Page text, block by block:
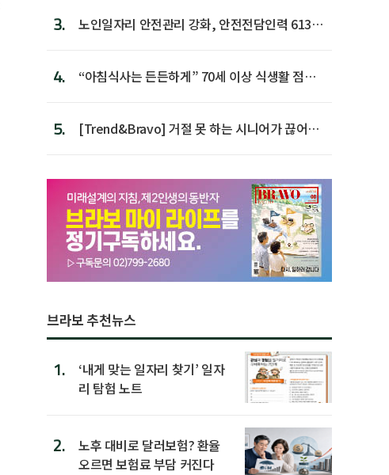
3.
노인일자리 안전관리 강화, 안전전담인력 613명
4.
“아침식사는 든든하게” 70세 이상 식생활 점수
5.
[Trend&Bravo] 거절 못 하는 시니어가 끊어야
브라보 추천뉴스
1.
‘내게 맞는 일자리 찾기’ 일자
리 탐험 노트
2.
노후 대비로 달러보험? 환율
오르면 보험료 부담 커진다